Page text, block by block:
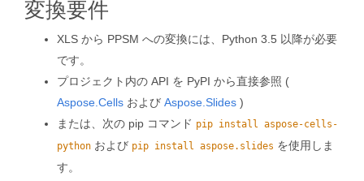
変換要件
XLS から PPSM への変換には、Python 3.5 以降が必要
です。
プロジェクト内の API を PyPI から直接参照 (
Aspose.Cells および Aspose.Slides )
または、次の pip コマンド pip install aspose-cells-
python および pip install aspose.slides を使用しま
す。